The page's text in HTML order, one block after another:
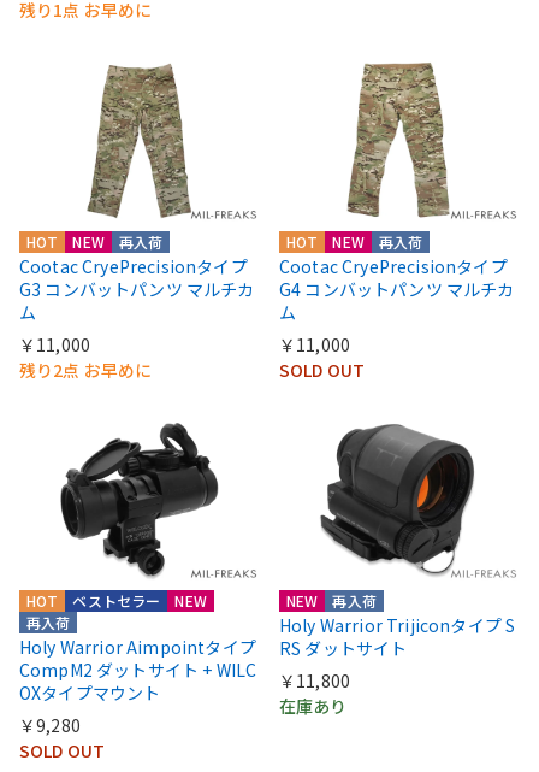
残り1点 お早めに
HOT NEW 再入荷
Cootac CryePrecisionタイプ
G3 コンバットパンツ マルチカ
ム
￥11,000
残り2点 お早めに
HOT NEW 再入荷
Cootac CryePrecisionタイプ
G4 コンバットパンツ マルチカ
ム
￥11,000
SOLD OUT
HOT
NEW
再入荷
ベストセラー
Holy Warrior Aimpointタイプ
CompM2 ダットサイト + WILC
OXタイプマウント
￥9,280
SOLD OUT
NEW 再入荷
Holy Warrior Trijiconタイプ S
RS ダットサイト
￥11,800
在庫あり